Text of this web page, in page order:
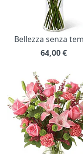
Bellezza senza
64,00€